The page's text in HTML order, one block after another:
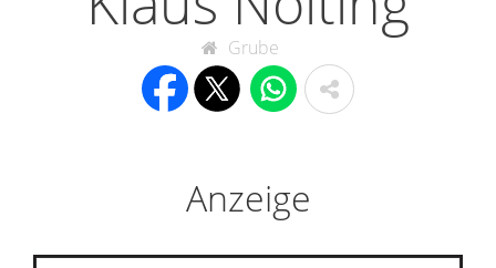
Grube
Anzeige